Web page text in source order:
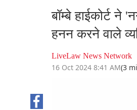
बॉम्बे हाईकोर्ट ने
हनन करने वाले
LiveLaw News Network
16 Oct 2024 8:41 AM(3